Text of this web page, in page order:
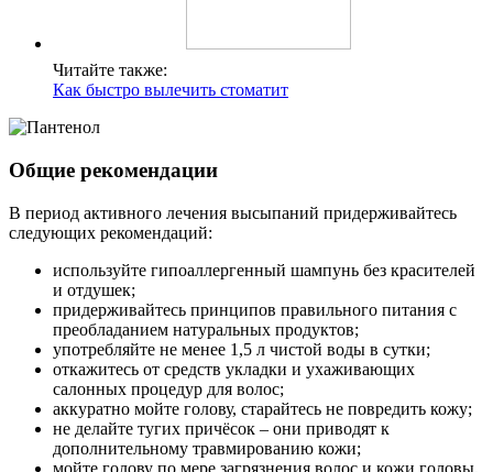
Читайте также:
Как быстро вылечить стоматит
Общие рекомендации
В период активного лечения высыпаний придерживайтесь
следующих рекомендаций:
используйте гипоаллергенный шампунь без красителей
и отдушек;
придерживайтесь принципов правильного питания с
преобладанием натуральных продуктов;
употребляйте не менее 1,5 л чистой воды в сутки;
откажитесь от средств укладки и ухаживающих
салонных процедур для волос;
аккуратно мойте голову, старайтесь не повредить кожу;
не делайте тугих причёсок – они приводят к
дополнительному травмированию кожи;
мойте голову по мере загрязнения волос и кожи головы.